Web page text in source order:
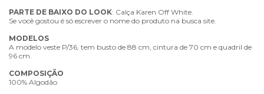
PARTE DE BAIXO DO LOOK: Calça Karen Off White.
Se você gostou é só escrever o nome do produto na busca site.
MODELOS
A modelo veste P/36, tem busto de 88 cm, cintura de 70 cm e quadril de
96 cm.
COMPOSIÇÃO
100% Algodão